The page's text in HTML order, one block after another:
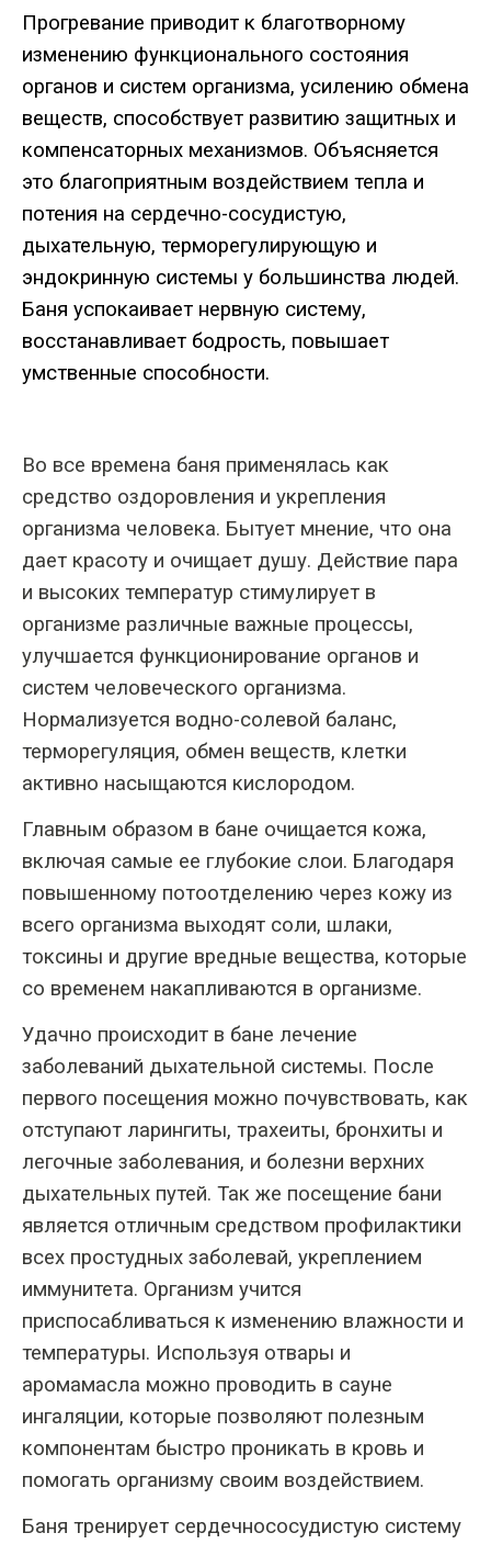
Прогревание приводит к благотворному
изменению функционального состояния
органов и систем организма, усилению обмена
веществ, способствует развитию защитных и
компенсаторных механизмов. Объясняется
это благоприятным воздействием тепла и
потения на сердечно-сосудистую,
дыхательную, терморегулирующую и
эндокринную системы у большинства людей.
Баня успокаивает нервную систему,
восстанавливает бодрость, повышает
умственные способности.
Во все времена баня применялась как
средство оздоровления и укрепления
организма человека. Бытует мнение, что она
дает красоту и очищает душу. Действие пара
и высоких температур стимулирует в
организме различные важные процессы,
улучшается функционирование органов и
систем человеческого организма.
Нормализуется водно-солевой баланс,
терморегуляция, обмен веществ, клетки
активно насыщаются кислородом.
Главным образом в бане очищается кожа,
включая самые ее глубокие слои. Благодаря
повышенному потоотделению через кожу из
всего организма выходят соли, шлаки,
токсины и другие вредные вещества, которые
со временем накапливаются в организме.
Удачно происходит в бане лечение
заболеваний дыхательной системы. После
первого посещения можно почувствовать, как
отступают ларингиты, трахеиты, бронхиты и
легочные заболевания, и болезни верхних
дыхательных путей. Так же посещение бани
является отличным средством профилактики
всех простудных заболевай, укреплением
иммунитета. Организм учится
приспосабливаться к изменению влажности и
температуры. Используя отвары и
аромамасла можно проводить в сауне
ингаляции, которые позволяют полезным
компонентам быстро проникать в кровь и
помогать организму своим воздействием.
Баня тренирует сердечнососудистую систему